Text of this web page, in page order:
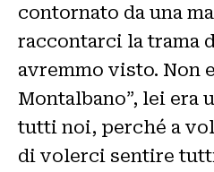
contornato da una
raccontarci la trama
avremmo visto. Non
Montalbano”, lei era
tutti noi, perché a
di volerci sentire